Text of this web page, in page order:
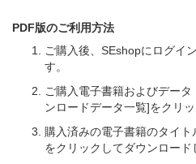
PDF版のご利用方法
ご購入後、SEshopにログイ
す。
ご購入電子書籍およびデー
ンロードデータ一覧]をクリッ
購入済みの電子書籍のタイ
をクリックしてダウンロード